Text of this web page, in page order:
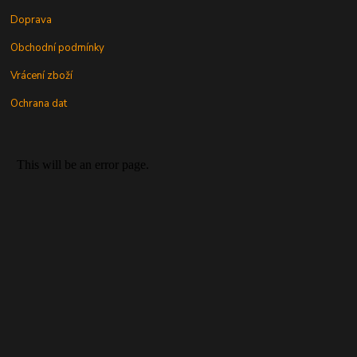
Doprava
Obchodní podmínky
Vrácení zboží
Ochrana dat